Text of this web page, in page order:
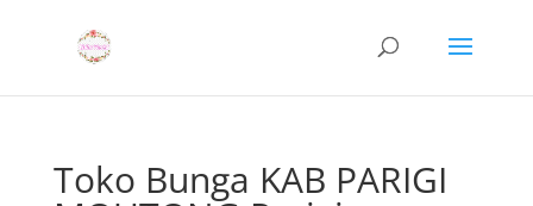
Toko Bunga KAB PARIGI